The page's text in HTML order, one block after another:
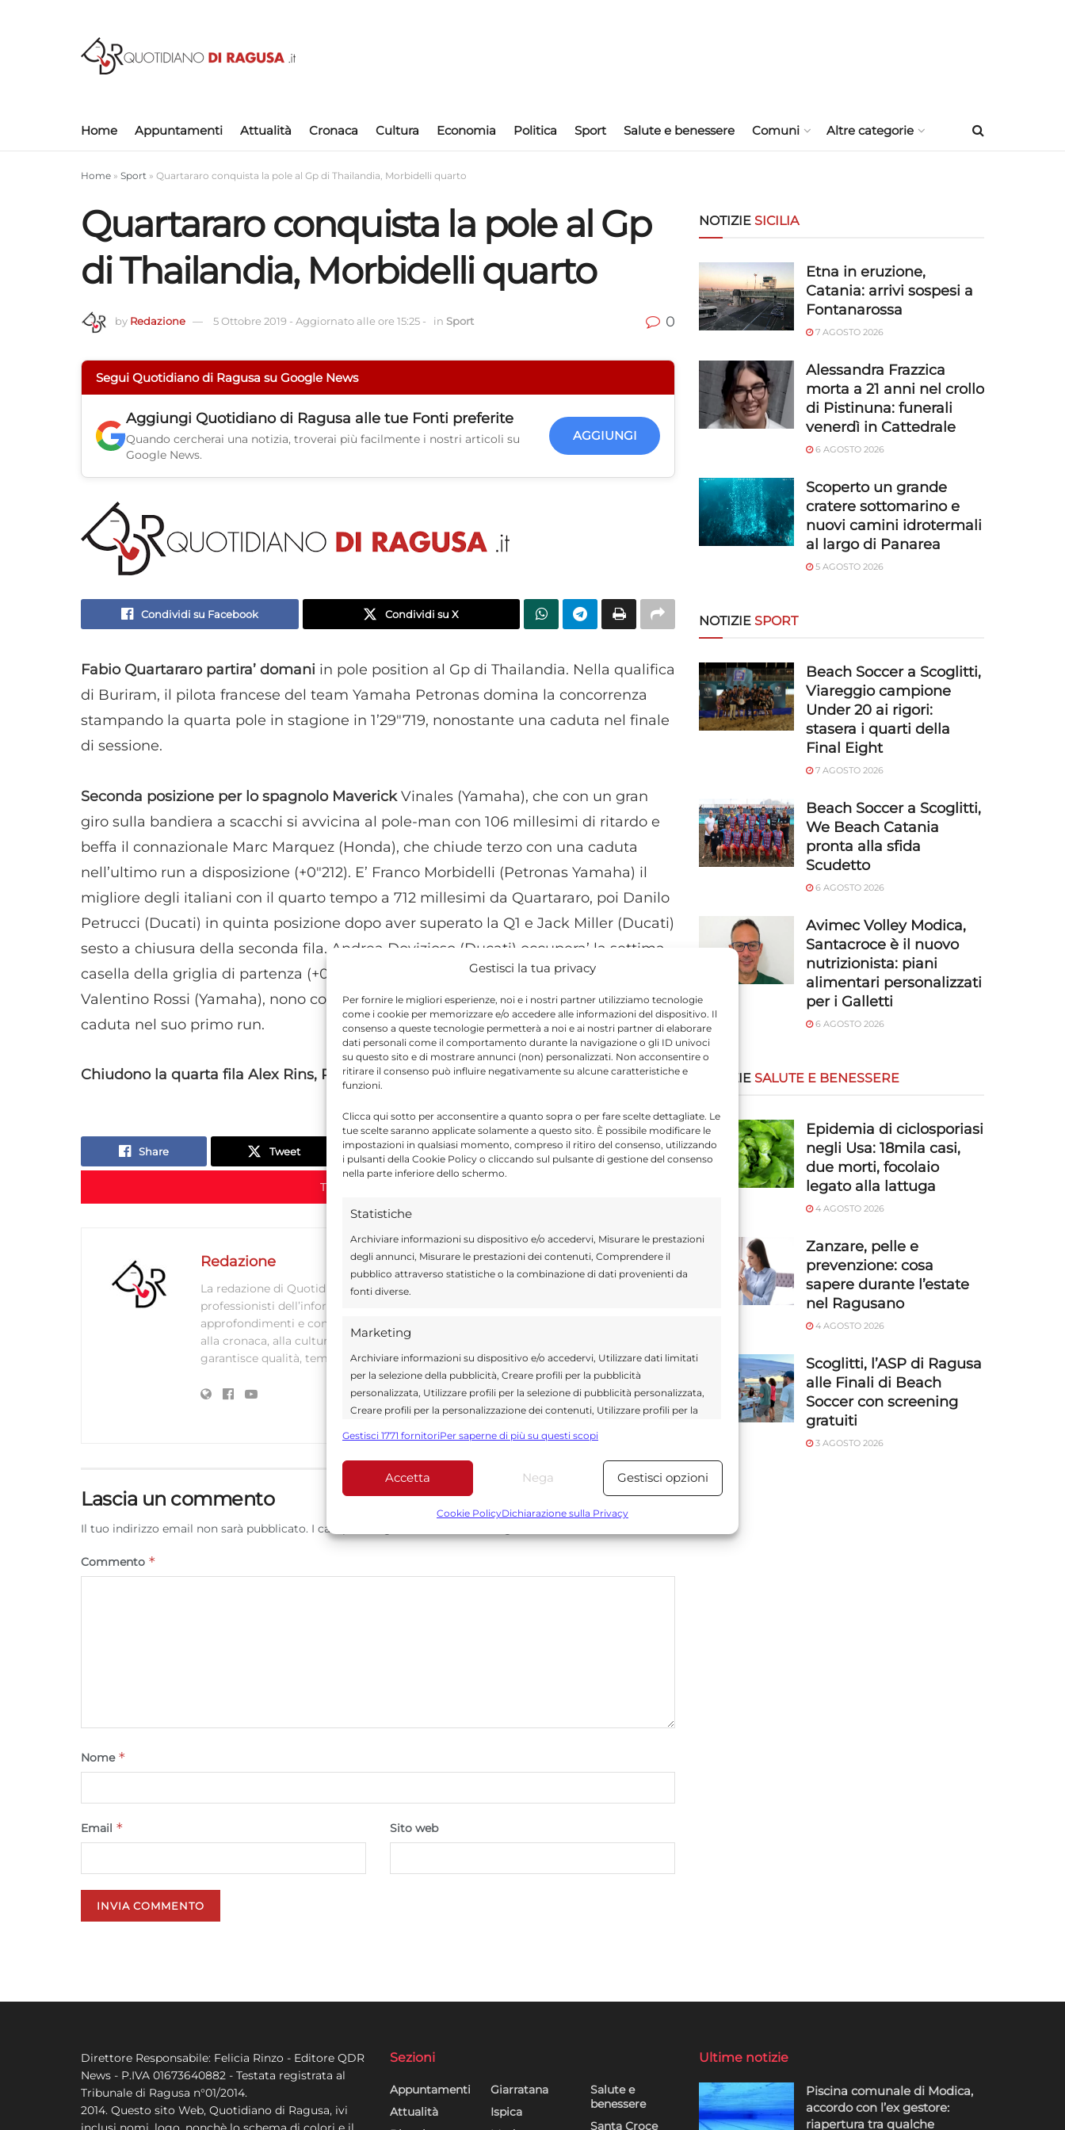
Gestisci la tua privacy
Per fornire le migliori esperienze, noi e i nostri partner utilizziamo tecnologie
come i cookie per memorizzare e/o accedere alle informazioni del dispositivo. Il
consenso a queste tecnologie permetterà a noi e ai nostri partner di elaborare
dati personali come il comportamento durante la navigazione o gli ID univoci
su questo sito e di mostrare annunci (non) personalizzati. Non acconsentire o
ritirare il consenso può influire negativamente su alcune caratteristiche e
funzioni.
Clicca qui sotto per acconsentire a quanto sopra o per fare scelte dettagliate. Le
tue scelte saranno applicate solamente a questo sito. È possibile modificare le
impostazioni in qualsiasi momento, compreso il ritiro del consenso, utilizzando
i pulsanti della Cookie Policy o cliccando sul pulsante di gestione del consenso
nella parte inferiore dello schermo.
Statistiche
Archiviare informazioni su dispositivo e/o accedervi, Misurare le prestazioni
degli annunci, Misurare le prestazioni dei contenuti, Comprendere il
pubblico attraverso statistiche o la combinazione di dati provenienti da
fonti diverse.
Marketing
Archiviare informazioni su dispositivo e/o accedervi, Utilizzare dati limitati
per la selezione della pubblicità, Creare profili per la pubblicità
personalizzata, Utilizzare profili per la selezione di pubblicità personalizzata,
Creare profili per la personalizzazione dei contenuti, Utilizzare profili per la
Utilizzare dati limitati per la selezione dei contenuti.
Funzionalità Sempre attivo
Abbinare e combinare dati provenienti da altre fonti di dati,
Gestisci 1771 fornitoriPer saperne di più su questi scopi
Accetta Nega Gestisci opzioni
Cookie PolicyDichiarazione sulla Privacy
Home Appuntamenti Attualità Cronaca Cultura Economia Politica Sport Salute e benessere Comuni Altre categorie
Home » Sport » Quartararo conquista la pole al Gp di Thailandia, Morbidelli quarto
Quartararo conquista la pole al Gp
di Thailandia, Morbidelli quarto
by Redazione 5 Ottobre 2019 - Aggiornato alle ore 15:25 - in Sport 0
Segui Quotidiano di Ragusa su Google News
Aggiungi Quotidiano di Ragusa alle tue Fonti preferite
Quando cercherai una notizia, troverai più facilmente i nostri articoli su
Google News.
AGGIUNGI
Condividi su Facebook Condividi su X
Fabio Quartararo partira’ domani in pole position al Gp di Thailandia. Nella qualifica
di Buriram, il pilota francese del team Yamaha Petronas domina la concorrenza
stampando la quarta pole in stagione in 1’29"719, nonostante una caduta nel finale
di sessione.
Seconda posizione per lo spagnolo MaverickVinales (Yamaha), che con un gran
giro sulla bandiera a scacchi si avvicina al pole-man con 106 millesimi di ritardo e
beffa il connazionale Marc Marquez (Honda), che chiude terzo con una caduta
nell’ultimo run a disposizione (+0"212). E’ Franco Morbidelli (Petronas Yamaha) il
migliore degli italiani con il quarto tempo a 712 millesimi da Quartararo, poi Danilo
Petrucci (Ducati) in quinta posizione dopo aver superato la Q1 e Jack Miller (Ducati)
sesto a chiusura della seconda fila. Andrea Dovizioso (Ducati) occupera’ la settima
casella della griglia di partenza (+0"973), al suo fianco Johan Mir (Suzuki) e
Valentino Rossi (Yamaha), nono con un secondo di ritardo (+1"022) autore di una
caduta nel suo primo run.
Chiudono la quarta fila Alex Rins, Pol Espargaro e Aleix Espargaro.
Share Tweet Send Share
TORNA IN SPORT
Redazione
La redazione di Quotidianodiragusa.it è composta da giornalisti, collaboratori e
professionisti dell’informazione che ogni giorno lavorano per offrire notizie,
approfondimenti e contenuti accurati dedicati alla Sicilia, all’attualità, alla politica,
alla cronaca, alla cultura e allo sport. Un team dinamico e indipendente che
garantisce qualità, tempestività e affidabilità.
Lascia un commento
Il tuo indirizzo email non sarà pubblicato. I campi obbligatori sono contrassegnati
Commento *
Nome *
Email * Sito web
NOTIZIE SICILIA
Etna in eruzione,
Catania: arrivi sospesi a
Fontanarossa
7 AGOSTO 2026
Alessandra Frazzica
morta a 21 anni nel crollo
di Pistinuna: funerali
venerdì in Cattedrale
6 AGOSTO 2026
Scoperto un grande
cratere sottomarino e
nuovi camini idrotermali
al largo di Panarea
5 AGOSTO 2026
NOTIZIE SPORT
Beach Soccer a Scoglitti,
Viareggio campione
Under 20 ai rigori:
stasera i quarti della
Final Eight
7 AGOSTO 2026
Beach Soccer a Scoglitti,
We Beach Catania
pronta alla sfida
Scudetto
6 AGOSTO 2026
Avimec Volley Modica,
Santacroce è il nuovo
nutrizionista: piani
alimentari personalizzati
per i Galletti
6 AGOSTO 2026
NOTIZIE SALUTE E BENESSERE
Epidemia di ciclosporiasi
negli Usa: 18mila casi,
due morti, focolaio
legato alla lattuga
4 AGOSTO 2026
Zanzare, pelle e
prevenzione: cosa
sapere durante l’estate
nel Ragusano
4 AGOSTO 2026
Scoglitti, l’ASP di Ragusa
alle Finali di Beach
Soccer con screening
gratuiti
3 AGOSTO 2026
Direttore Responsabile: Felicia Rinzo - Editore QDR
News - P.IVA 01673640882 - Testata registrata al
Tribunale di Ragusa n°01/2014.
2014. Questo sito Web, Quotidiano di Ragusa, ivi
Sezioni
Appuntamenti
Attualità
Giarratana
Ispica
Salute e
benessere
Santa Croce
Ultime notizie
Piscina comunale di Modica,
accordo con l’ex gestore:
riapertura tra qualche